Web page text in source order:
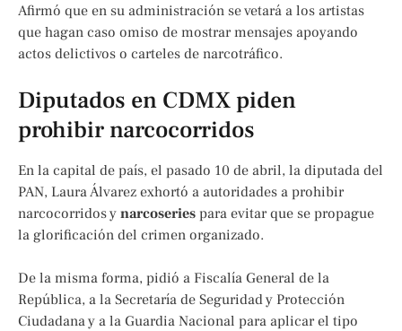
Afirmó que en su administración se vetará a los artistas
que hagan caso omiso de mostrar mensajes apoyando
actos delictivos o carteles de narcotráfico.
Diputados en CDMX piden
prohibir narcocorridos
En la capital de país, el pasado 10 de abril, la diputada del
PAN, Laura Álvarez exhortó a autoridades a prohibir
narcocorridos y narcoseries para evitar que se propague
la glorificación del crimen organizado.
De la misma forma, pidió a Fiscalía General de la
República, a la Secretaría de Seguridad y Protección
Ciudadana y a la Guardia Nacional para aplicar el tipo